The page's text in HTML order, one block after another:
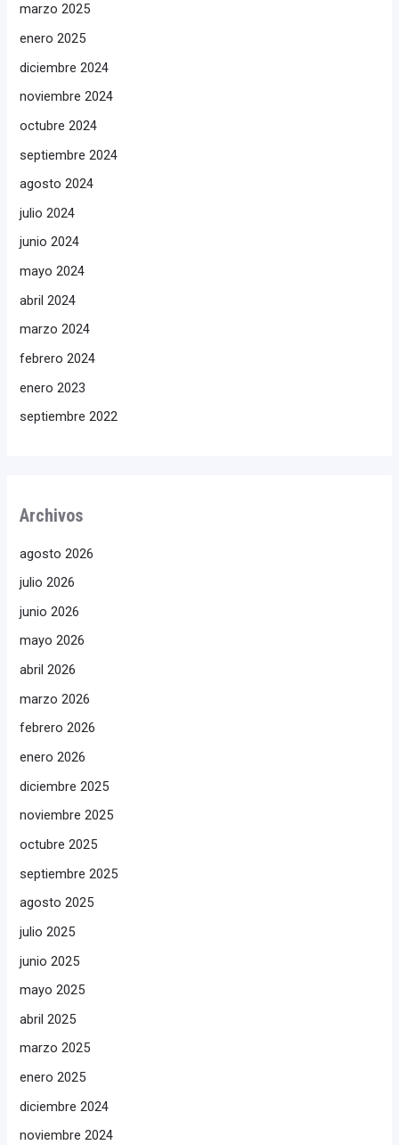
marzo 2025
enero 2025
diciembre 2024
noviembre 2024
octubre 2024
septiembre 2024
agosto 2024
julio 2024
junio 2024
mayo 2024
abril 2024
marzo 2024
febrero 2024
enero 2023
septiembre 2022
Archivos
agosto 2026
julio 2026
junio 2026
mayo 2026
abril 2026
marzo 2026
febrero 2026
enero 2026
diciembre 2025
noviembre 2025
octubre 2025
septiembre 2025
agosto 2025
julio 2025
junio 2025
mayo 2025
abril 2025
marzo 2025
enero 2025
diciembre 2024
noviembre 2024